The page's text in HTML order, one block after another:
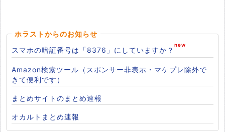
ホラストからのお知らせ
スマホの暗証番号は「8376」にしていますか？
Amazon検索ツール（スポンサー非表示・マケプレ除外で
きて便利です）
まとめサイトのまとめ速報
オカルトまとめ速報